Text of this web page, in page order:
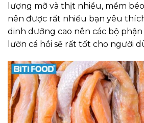
lượng mỡ và thịt nhiều, mềm
nên được rất nhiều bạn yêu
dinh dưỡng cao nên các bộ phận
lườn cá hồi sẽ rất tốt cho người